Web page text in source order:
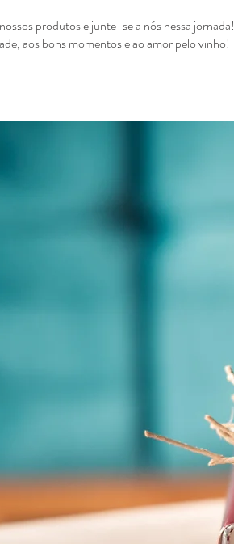
produtos e junte-se a nós nessa jornada!
aos bons momentos e ao amor pelo vinho!